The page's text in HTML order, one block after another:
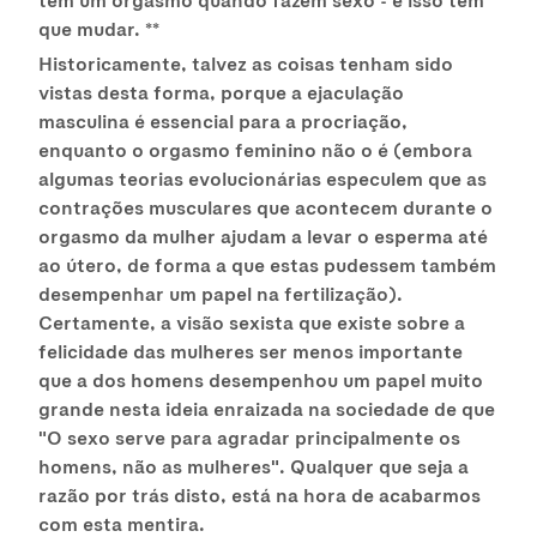
que mudar. **
Historicamente, talvez as coisas tenham sido
vistas desta forma, porque a ejaculação
masculina é essencial para a procriação,
enquanto o orgasmo feminino não o é (embora
algumas teorias evolucionárias especulem que as
contrações musculares que acontecem durante o
orgasmo da mulher ajudam a levar o esperma até
ao útero, de forma a que estas pudessem também
desempenhar um papel na fertilização).
Certamente, a visão sexista que existe sobre a
felicidade das mulheres ser menos importante
que a dos homens desempenhou um papel muito
grande nesta ideia enraizada na sociedade de que
"O sexo serve para agradar principalmente os
homens, não as mulheres". Qualquer que seja a
razão por trás disto, está na hora de acabarmos
com esta mentira.